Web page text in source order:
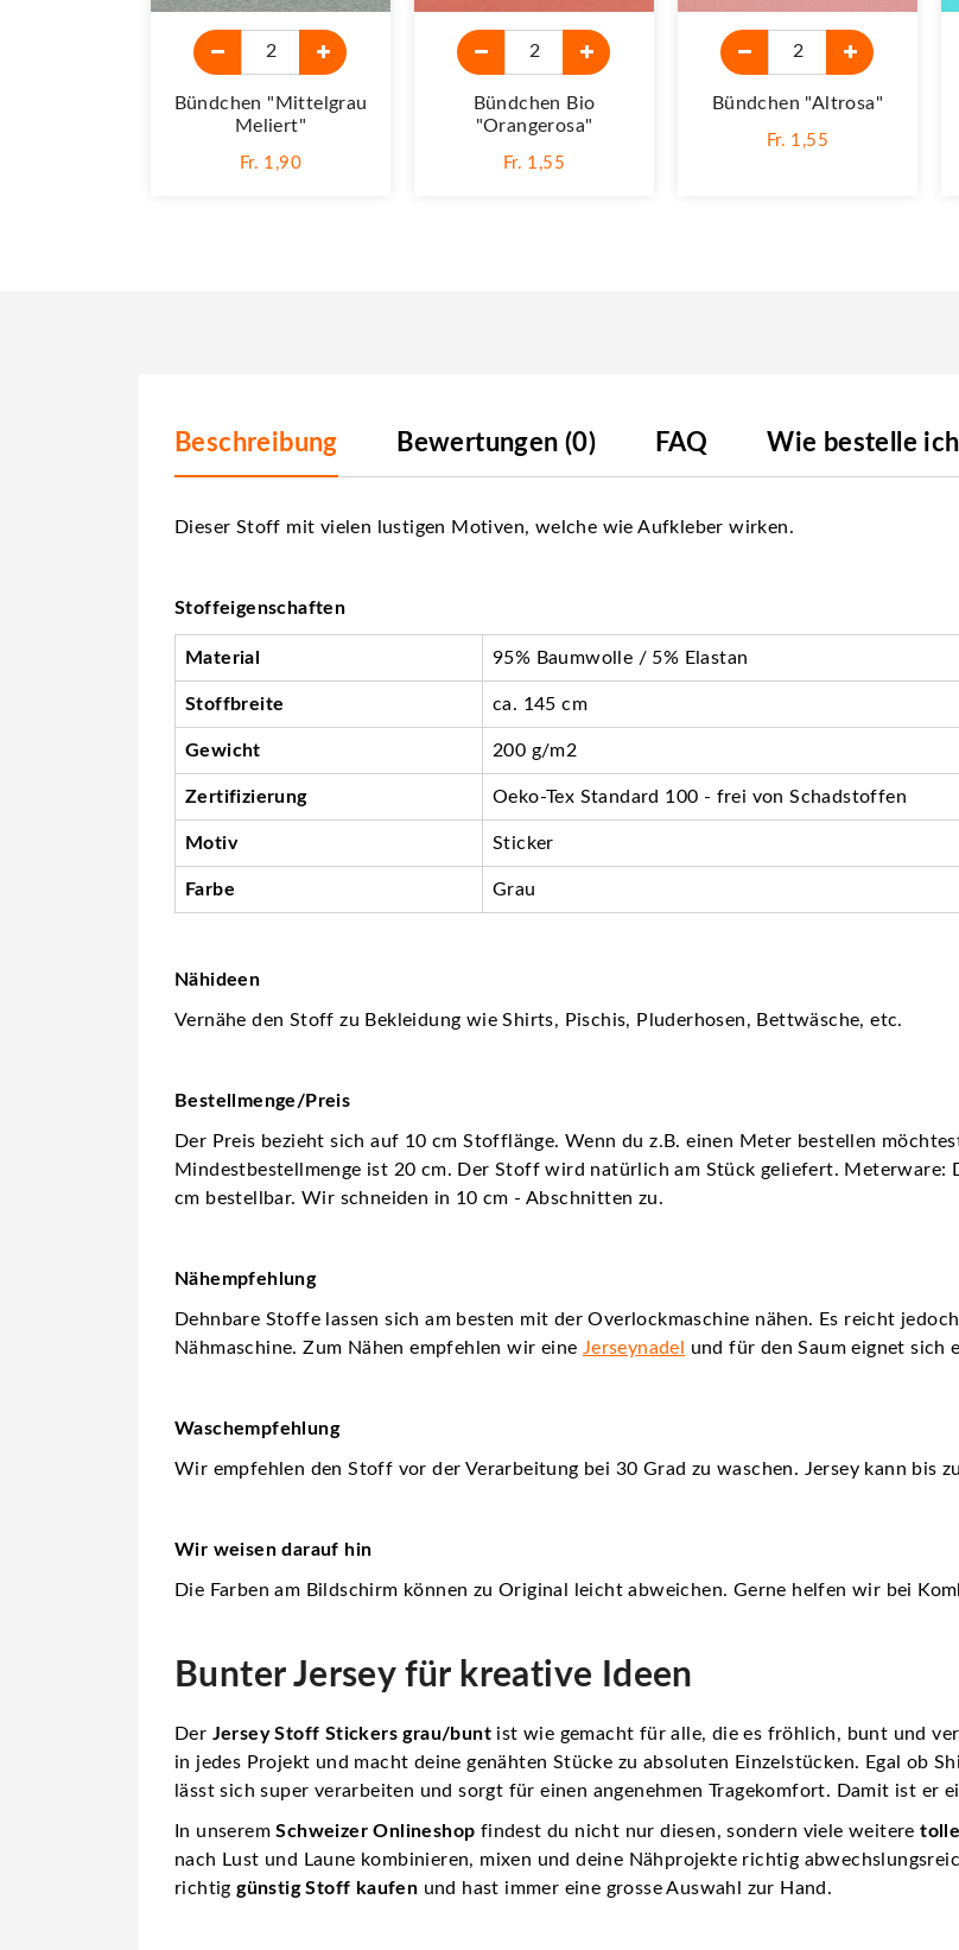
Bündchen "mittelgrau
Meliert"
Fr. 1,90
Bündchen Bio
"Orangerosa"
Fr. 1,55
Bündchen "altrosa"
Fr. 1,55
Beschreibung Bewertungen (0) FAQ Wie bestelle
Dieser Stoff mit vielen lustigen Motiven, welche wie Aufkleber wirken.
Stoffeigenschaften
Material 95% Baumwolle / 5% Elastan
Stoffbreite ca. 145 cm
Gewicht 200 g/m2
Zertifizierung Oeko-Tex Standard 100 - frei von Schadstoffen
Motiv Sticker
Farbe Grau
Nähideen
Vernähe den Stoff zu Bekleidung wie Shirts, Pischis, Pluderhosen, Bettwäsche, etc.
Bestellmenge/Preis
Der Preis bezieht sich auf 10 cm Stofflänge. Wenn du z.B. einen Meter bestellen
Mindestbestellmenge ist 20 cm. Der Stoff wird natürlich am Stück geliefert.
cm bestellbar. Wir schneiden in 10 cm - Abschnitten zu.
Nähempfehlung
Dehnbare Stoffe lassen sich am besten mit der Overlockmaschine nähen. Es reicht
Nähmaschine. Zum Nähen empfehlen wir eine Jerseynadel und für den Saum eignet sich
Waschempfehlung
Wir empfehlen den Stoff vor der Verarbeitung bei 30 Grad zu waschen. Jersey kann bis
Wir weisen darauf hin
Die Farben am Bildschirm können zu Original leicht abweichen. Gerne helfen wir bei
Bunter Jersey für kreative Ideen
Der Jersey Stoff Stickers grau/bunt ist wie gemacht für alle, die es fröhlich, bunt und
in jedes Projekt und macht deine genähten Stücke zu absoluten Einzelstücken. Egal ob
lässt sich super verarbeiten und sorgt für einen angenehmen Tragekomfort. Damit ist er
In unseremSchweizer Onlineshop findest du nicht nur diesen, sondern viele weitere
nach Lust und Laune kombinieren, mixen und deine Nähprojekte richtig
richtiggünstig Stoff kaufen und hast immer eine grosse Auswahl zur Hand.